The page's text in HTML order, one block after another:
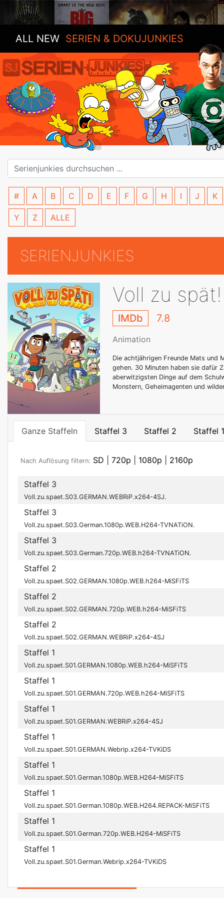
ALL NEW SERIEN & DOKUJUNKIES
# A B C D E F G H I J K
Y Z ALLE
SERIENJUNKIES
Voll zu spät!
IMDb 7.8
Animation
Die achtjährigen Freunde Mats und
gehen. 30 Minuten haben sie dafür
aberwitzigsten Dinge auf dem
Monstern, Geheimagenten und
Ganze Staffeln Staffel 3 Staffel 2 Staffel 1
Nach Auflösung filtern: SD 720p 1080p 2160p
Staffel 3
Voll.zu.spaet.S03.GERMAN.WEBRiP.x264-4SJ.
Staffel 3
Voll.zu.spaet.S03.German.1080p.WEB.H264-TVNATiON.
Staffel 3
Voll.zu.spaet.S03.German.720p.WEB.h264-TVNATiON.
Staffel 2
Voll.zu.spaet.S02.GERMAN.1080p.WEB.h264-MiSFiTS
Staffel 2
Voll.zu.spaet.S02.GERMAN.720p.WEB.h264-MiSFiTS
Staffel 2
Voll.zu.spaet.S02.GERMAN.WEBRiP.x264-4SJ
Staffel 1
Voll.zu.spaet.S01.GERMAN.1080p.WEB.h264-MiSFiTS
Staffel 1
Voll.zu.spaet.S01.GERMAN.720p.WEB.h264-MiSFiTS
Staffel 1
Voll.zu.spaet.S01.GERMAN.WEBRiP.x264-4SJ
Staffel 1
Voll.zu.spaet.S01.GERMAN.Webrip.x264-TVKiDS
Staffel 1
Voll.zu.spaet.S01.German.1080p.WEB.H264-MiSFiTS
Staffel 1
Voll.zu.spaet.S01.German.1080p.WEB.H264.REPACK-MiSFiTS
Staffel 1
Voll.zu.spaet.S01.German.720p.WEB.H264-MiSFiTS
Staffel 1
Voll.zu.spaet.S01.German.Webrip.x264-TVKiDS